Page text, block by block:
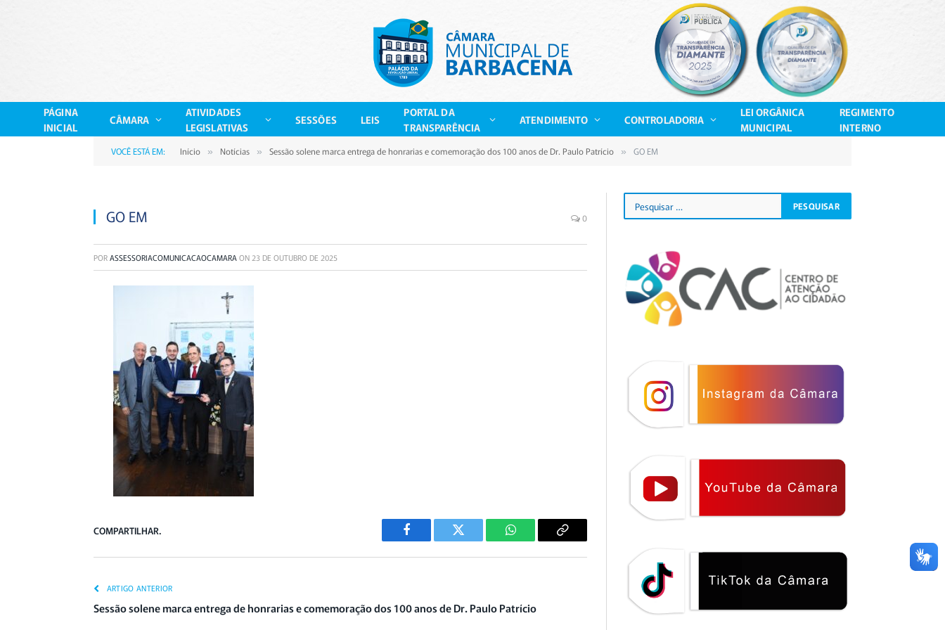
PÁGINA
INICIAL
CÂMARA
ATIVIDADES
LEGISLATIVAS
SESSÕES LEIS
PORTAL DA
TRANSPARÊNCIA
ATENDIMENTO CONTROLADORIA
LEI ORGÂNICA
MUNICIPAL
REGIMENTO
INTERNO
VOCÊ ESTÁ EM: Início » Notícias » Sessão solene marca entrega de honrarias e comemoração dos 100 anos de Dr. Paulo Patrício » GO EM
GO EM 0
PORASSESSORIACOMUNICACAOCAMARAON 23 DE OUTUBRO DE 2025
COMPARTILHAR.
Facebook Twitter WhatsAppCopiar
ARTIGO ANTERIOR
Sessão solene marca entrega de honrarias e comemoração dos 100 anos de Dr. Paulo Patrício